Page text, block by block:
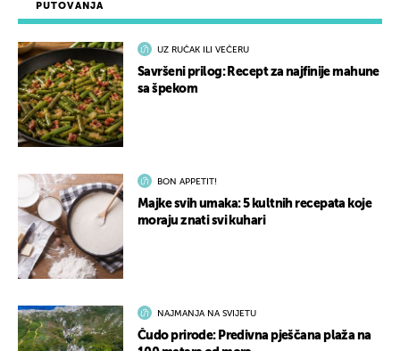
PUTOVANJA
UZ RUČAK ILI VEČERU
Savršeni prilog: Recept za najfinije mahune
sa špekom
BON APPETIT!
Majke svih umaka: 5 kultnih recepata koje
moraju znati svi kuhari
NAJMANJA NA SVIJETU
Čudo prirode: Predivna pješčana plaža na